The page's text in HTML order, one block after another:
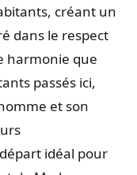
créant un
dans le respect
harmonie que
passés ici,
et son
idéal pour